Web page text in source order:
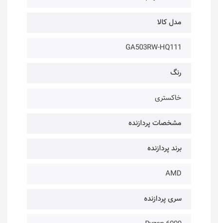
مدل کالا
GA503RW-HQ111
رنگ
خاکستری
مشخصات پردازنده
برند پردازنده
AMD
سری پردازنده